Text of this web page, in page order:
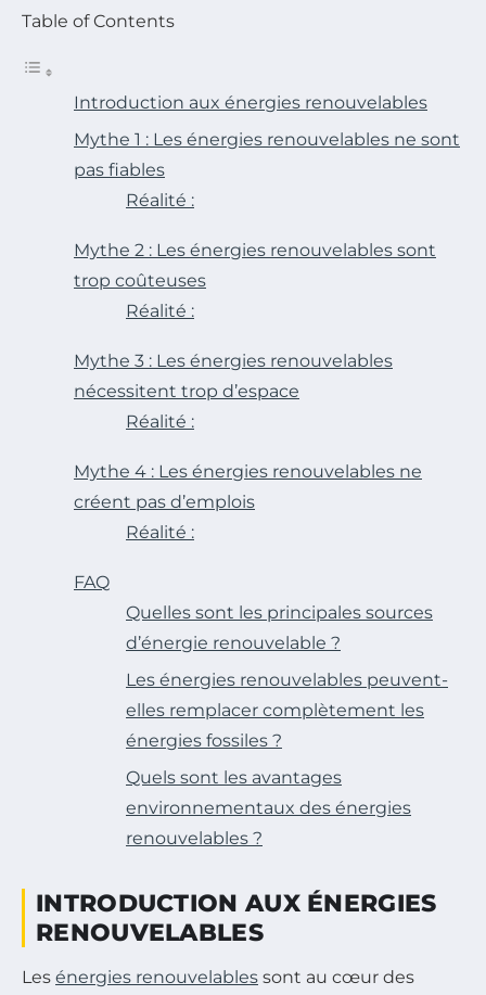
Table of Contents
Introduction aux énergies renouvelables
Mythe 1 : Les énergies renouvelables ne sont
pas fiables
Réalité :
Mythe 2 : Les énergies renouvelables sont
trop coûteuses
Réalité :
Mythe 3 : Les énergies renouvelables
nécessitent trop d’espace
Réalité :
Mythe 4 : Les énergies renouvelables ne
créent pas d’emplois
Réalité :
FAQ
Quelles sont les principales sources
d’énergie renouvelable ?
Les énergies renouvelables peuvent-
elles remplacer complètement les
énergies fossiles ?
Quels sont les avantages
environnementaux des énergies
renouvelables ?
INTRODUCTION AUX ÉNERGIES
RENOUVELABLES
Les énergies renouvelables sont au cœur des